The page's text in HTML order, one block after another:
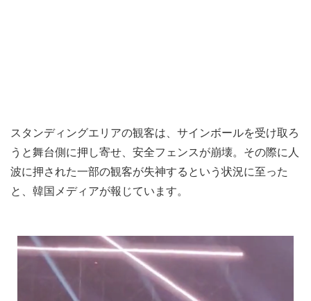
スタンディングエリアの観客は、サインボールを受け取ろ
うと舞台側に押し寄せ、安全フェンスが崩壊。その際に人
波に押された一部の観客が失神するという状況に至った
と、韓国メディアが報じています。